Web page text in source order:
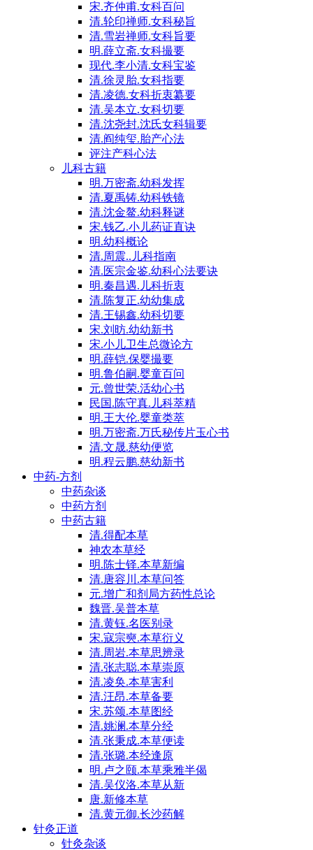
宋.齐仲甫.女科百问
清.轮印禅师.女科秘旨
清.雪岩禅师.女科旨要
明.薛立斋.女科撮要
现代.李小清.女科宝鉴
清.徐灵胎.女科指要
清.凌德.女科折衷纂要
清.吴本立.女科切要
清.沈尧封.沈氏女科辑要
清.阎纯玺.胎产心法
评注产科心法
儿科古籍
明.万密斋.幼科发挥
清.夏禹铸.幼科铁镜
清.沈金鳌.幼科释谜
宋.钱乙.小儿药证直诀
明.幼科概论
清.周震..儿科指南
清.医宗金鉴.幼科心法要诀
明.秦昌遇.儿科折衷
清.陈复正.幼幼集成
清.王锡鑫.幼科切要
宋.刘昉.幼幼新书
宋.小儿卫生总微论方
明.薛铠.保婴撮要
明.鲁伯嗣.婴童百问
元.曾世荣.活幼心书
民国.陈守真.儿科萃精
明.王大伦.婴童类萃
明.万密斋.万氏秘传片玉心书
清.文晟.慈幼便览
明.程云鹏.慈幼新书
中药-方剂
中药杂谈
中药方剂
中药古籍
清.得配本草
神农本草经
明.陈士铎.本草新编
清.唐容川.本草问答
元.增广和剂局方药性总论
魏晋.吴普本草
清.黄钰.名医别录
宋.寇宗奭.本草衍义
清.周岩.本草思辨录
清.张志聪.本草崇原
清.凌奂.本草害利
清.汪昂.本草备要
宋.苏颂.本草图经
清.姚澜.本草分经
清.张秉成.本草便读
清.张璐.本经逢原
明.卢之颐.本草乘雅半偈
清.吴仪洛.本草从新
唐.新修本草
清.黄元御.长沙药解
针灸正道
针灸杂谈